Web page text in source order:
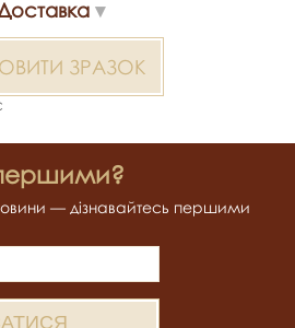
ЗРАЗОК
— дізнавайтесь першими